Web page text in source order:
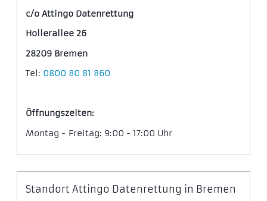
c/o Attingo Datenrettung
Hollerallee 26
28209 Bremen
Tel: 0800 80 81 860
Öffnungszeiten:
Montag - Freitag: 9:00 - 17:00 Uhr
Standort Attingo Datenrettung in Bremen